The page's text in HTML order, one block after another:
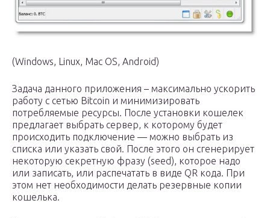
(Windows, Linux, Mac OS, Android)
Задача данного приложения – максимально ускорить
работу с сетью Bitcoin и минимизировать
потребляемые ресурсы. После установки кошелек
предлагает выбрать сервер, к которому будет
происходить подключение — можно выбрать из
списка или указать свой. После этого он сгенерирует
некоторую секретную фразу (seed), которое надо
или записать, или распечатать в виде QR кода. При
этом нет необходимости делать резервные копии
кошелька.